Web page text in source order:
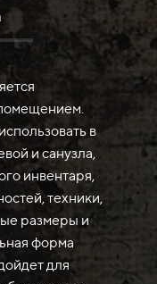
в
и санузла,
инвентаря,
техники,
размеры и
форма
для